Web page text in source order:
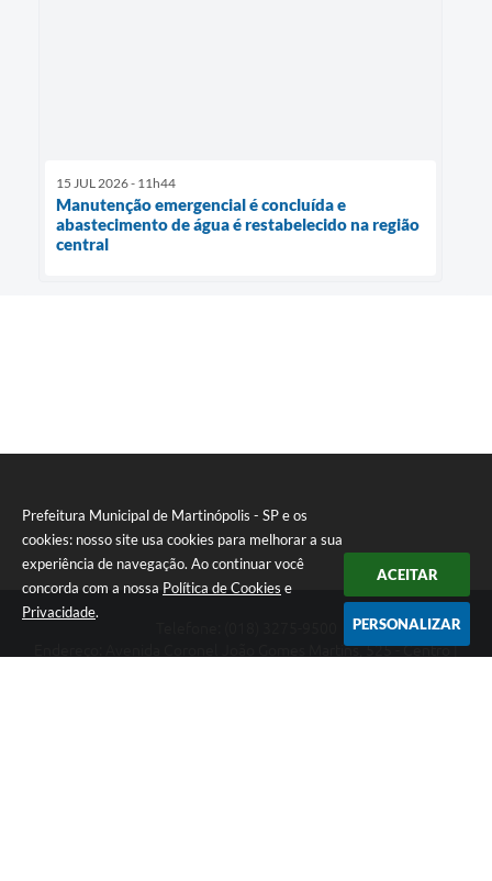
Prefeitura Municipal de Martinópolis - SP e os
cookies: nosso site usa cookies para melhorar a sua
experiência de navegação. Ao continuar você
concorda com a nossa Política de Cookies e
Privacidade.
ACEITAR
PERSONALIZAR
15 JUL 2026 - 11h44
Manutenção emergencial é concluída e
abastecimento de água é restabelecido na região
central
Endereço: Avenida Coronel João Gomes Martins, 525 - Centro |